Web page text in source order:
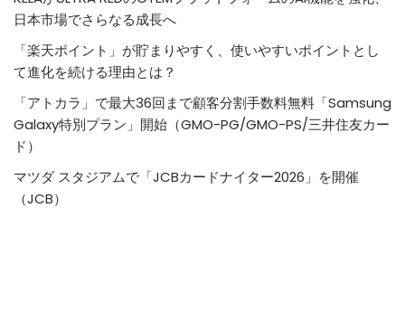
日本市場でさらなる成長へ
「楽天ポイント」が貯まりやすく、使いやすいポイントとし
て進化を続ける理由とは？
「アトカラ」で最大36回まで顧客分割手数料無料「Samsung
Galaxy特別プラン」開始（GMO-PG/GMO-PS/三井住友カー
ド）
マツダ スタジアムで「JCBカードナイター2026」を開催
（JCB）